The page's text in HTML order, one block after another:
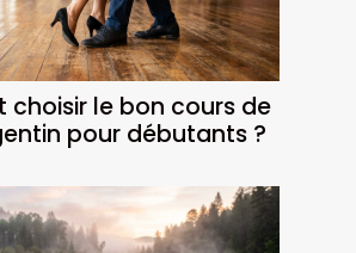
choisir le bon cours de
pour débutants ?